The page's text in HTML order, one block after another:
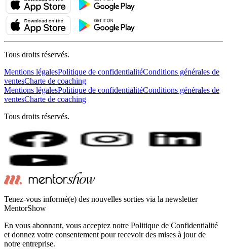
Tous droits réservés.
Mentions légalesPolitique de confidentialitéConditions générales de
ventesCharte de coaching
Mentions légalesPolitique de confidentialitéConditions générales de
ventesCharte de coaching
Tous droits réservés.
Tenez-vous informé(e) des nouvelles sorties via la newsletter
MentorShow
En vous abonnant, vous acceptez notre Politique de Confidentialité
et donnez votre consentement pour recevoir des mises à jour de
notre entreprise.